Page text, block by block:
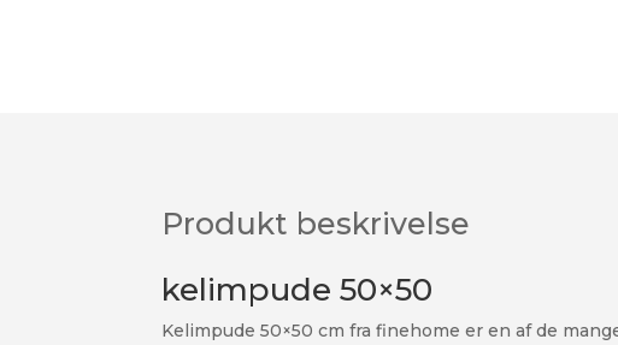
Produkt beskrivelse
kelimpude 50×50
Kelimpude 50×50 cm fra finehome er en af de